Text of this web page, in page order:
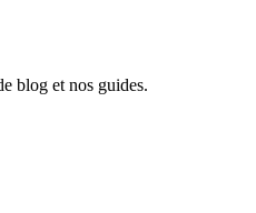
blog et nos guides.